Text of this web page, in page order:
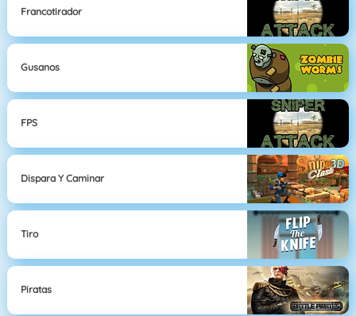
Francotirador
Gusanos
FPS
Dispara Y Caminar
Tiro
Piratas